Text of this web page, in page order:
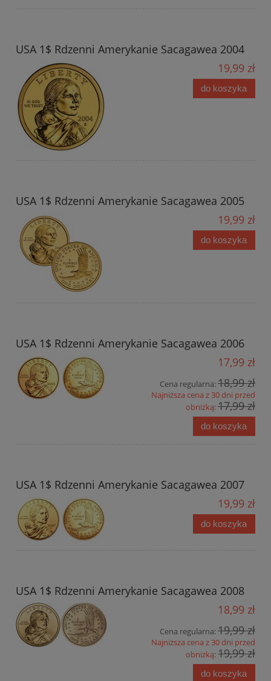
USA 1$ Rdzenni Amerykanie Sacagawea 2004
19,99 zł
do koszyka
USA 1$ Rdzenni Amerykanie Sacagawea 2005
19,99 zł
do koszyka
USA 1$ Rdzenni Amerykanie Sacagawea 2006
17,99 zł
Cena regularna:18,99 zł
Najniższa cena z 30 dni przed
obniżką:17,99 zł
do koszyka
USA 1$ Rdzenni Amerykanie Sacagawea 2007
19,99 zł
do koszyka
USA 1$ Rdzenni Amerykanie Sacagawea 2008
18,99 zł
Cena regularna:19,99 zł
Najniższa cena z 30 dni przed
obniżką:19,99 zł
do koszyka